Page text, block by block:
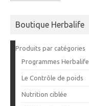
Boutique Herbalife
Produits par catégories
Programmes Herbalife
Le Contrôle de poids
Nutrition ciblée